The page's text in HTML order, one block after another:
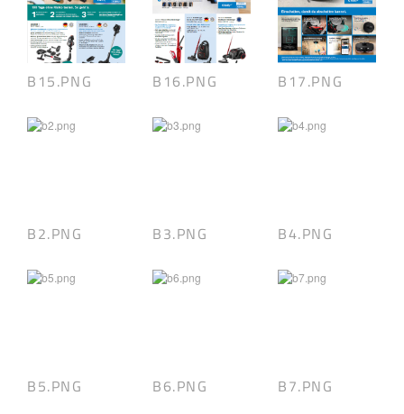
B15.PNG B16.PNG B17.PNG
B2.PNG B3.PNG B4.PNG
B5.PNG B6.PNG B7.PNG